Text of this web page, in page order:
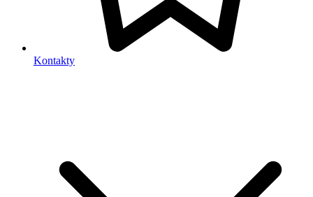
Kontakty